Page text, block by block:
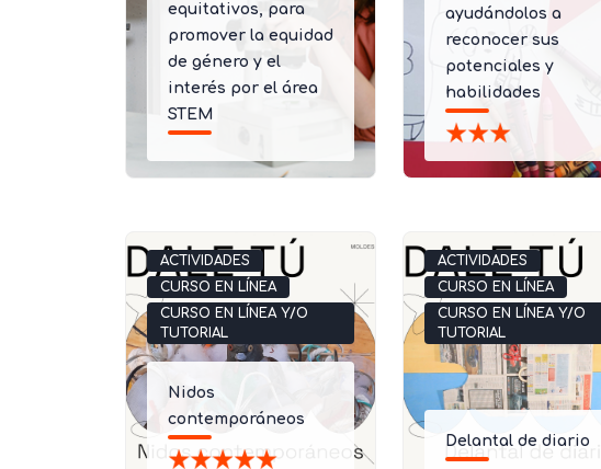
equitativos, para
promover la equidad
de género y el
interés por el área
STEM
ayudándolos a
reconocer sus
potenciales y
habilidades
ACTIVIDADES
CURSO EN LÍNEA
CURSO EN LÍNEA Y/O
TUTORIAL
Nidos
contemporáneos
ACTIVIDADES
CURSO EN LÍNEA
CURSO EN LÍNEA Y/O
TUTORIAL
Delantal de diario